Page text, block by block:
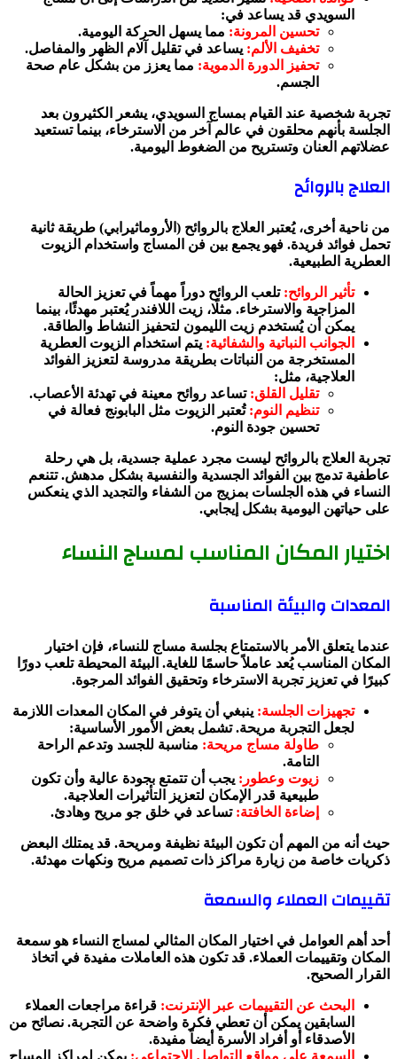
السويدي قد يساعد في:
تحسين المرونة: مما يسهل الحركة اليومية.
تخفيف الألم: يساعد في تقليل آلام الظهر والمفاصل.
تحفيز الدورة الدموية: مما يعزز من بشكل عام صحة
الجسم.
تجربة شخصية عند القيام بمساج السويدي، يشعر الكثيرون بعد
الجلسة بأنهم محلقون في عالم آخر من الاسترخاء، بينما تستعيد
عضلاتهم العنان وتستريح من الضغوط اليومية.
العلاج بالروائح
من ناحية أخرى، يُعتبر العلاج بالروائح (الأروماثيرابي) طريقة ثانية
تحمل فوائد فريدة. فهو يجمع بين فن المساج واستخدام الزيوت
العطرية الطبيعية.
تأثير الروائح: تلعب الروائح دوراً مهماً في تعزيز الحالة
المزاجية والاسترخاء. مثلًا، زيت اللافندر يُعتبر مهدئًا، بينما
يمكن أن يُستخدم زيت الليمون لتحفيز النشاط والطاقة.
الجوانب النباتية والشفائية: يتم استخدام الزيوت العطرية
المستخرجة من النباتات بطريقة مدروسة لتعزيز الفوائد
العلاجية، مثل:
تقليل القلق: تساعد روائح معينة في تهدئة الأعصاب.
تنظيم النوم: تُعتبر الزيوت مثل البابونج فعالة في
تحسين جودة النوم.
تجربة العلاج بالروائح ليست مجرد عملية جسدية، بل هي رحلة
عاطفية تدمج بين الفوائد الجسدية والنفسية بشكل مدهش. تتنعم
النساء في هذه الجلسات بمزيج من الشفاء والتجديد الذي ينعكس
على حياتهن اليومية بشكل إيجابي.
اختيار المكان المناسب لمساج النساء
المعدات والبيئة المناسبة
عندما يتعلق الأمر بالاستمتاع بجلسة مساج للنساء، فإن اختيار
المكان المناسب يُعد عاملاً حاسمًا للغاية. البيئة المحيطة تلعب دورًا
كبيرًا في تعزيز تجربة الاسترخاء وتحقيق الفوائد المرجوة.
تجهيزات الجلسة: ينبغي أن يتوفر في المكان المعدات اللازمة
لجعل التجربة مريحة. تشمل بعض الأمور الأساسية:
طاولة مساج مريحة: مناسبة للجسد وتدعم الراحة
التامة.
زيوت وعطور: يجب أن تتمتع بجودة عالية وأن تكون
طبيعية قدر الإمكان لتعزيز التأثيرات العلاجية.
إضاءة الخافتة: تساعد في خلق جو مريح وهادئ.
حيث أنه من المهم أن تكون البيئة نظيفة ومريحة. قد يمتلك البعض
ذكريات خاصة من زيارة مراكز ذات تصميم مريح ونكهات مهدئة.
تقييمات العملاء والسمعة
أحد أهم العوامل في اختيار المكان المثالي لمساج النساء هو سمعة
المكان وتقييمات العملاء. قد تكون هذه العاملات مفيدة في اتخاذ
القرار الصحيح.
البحث عن التقييمات عبر الإنترنت: قراءة مراجعات العملاء
السابقين يمكن أن تعطي فكرة واضحة عن التجربة. نصائح من
الأصدقاء أو أفراد الأسرة أيضاً مفيدة.
السمعة على مواقع التواصل الاجتماعي: يمكن لمراكز المساج